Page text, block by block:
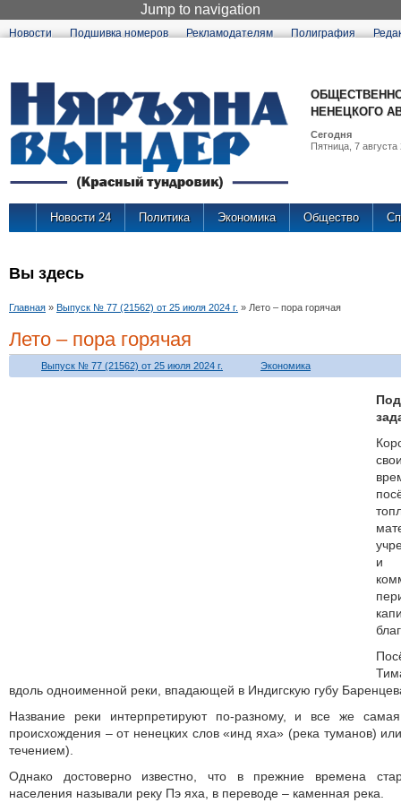
Jump to navigation
Новости Подшивка номеров Рекламодателям Полиграфия
НЕНЕЦКОГО
Сегодня
Пятница, 7 августа
Новости 24 Политика Экономика Общество
Вы здесь
Главная » Выпуск № 77 (21562) от 25 июля 2024 г. » Лето – пора горячая
Лето – пора горячая
Выпуск № 77 (21562) от 25 июля 2024 г. Экономика
и
вдоль одноименной реки, впадающей в Индигскую губу
Название реки интерпретируют по-разному, и все же
происхождения – от ненецких слов «инд яха» (река туманов)
течением).
Однако достоверно известно, что в прежние времена
населения называли реку Пэ яха, в переводе – каменная река.